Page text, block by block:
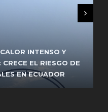
INTENSO Y
EL RIESGO DE
EN ECUADOR
DE MANTA FUE
ARMADO
POR
LA REELECCIÓN
EN QUITO